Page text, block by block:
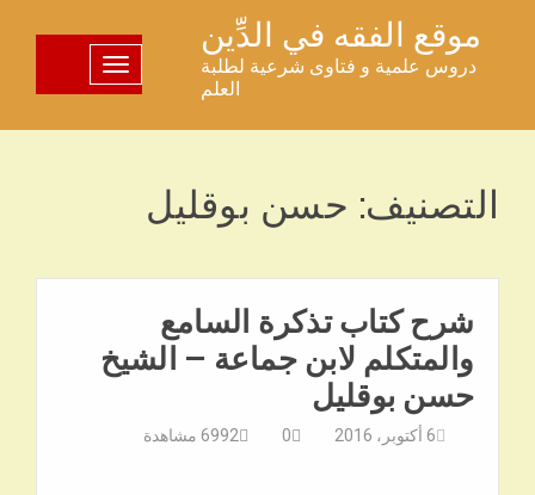
المحتوى
موقع الفقه في الدِّين
دروس علمية و فتاوى شرعية لطلبة
العلم
تبديل اللوحة
التصنيف: حسن بوقليل
شرح كتاب تذكرة السامع
والمتكلم لابن جماعة – الشيخ
حسن بوقليل
6 أكتوبر، 2016 0
6992 مشاهدة